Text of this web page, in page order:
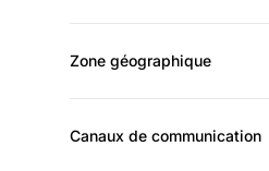
Zone géographique
Canaux de communication